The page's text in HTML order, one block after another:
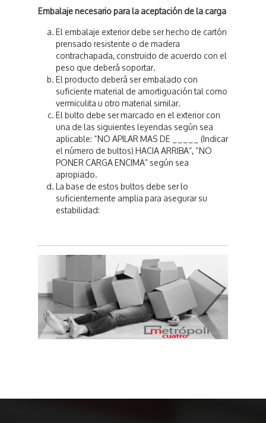
Embalaje necesario para la aceptación de la carga
El embalaje exterior debe ser hecho de cartón
prensado resistente o de madera
contrachapada, construido de acuerdo con el
peso que deberá soportar.
El producto deberá ser embalado con
suficiente material de amortiguación tal como
vermiculita u otro material similar.
El bulto debe ser marcado en el exterior con
una de las siguientes leyendas según sea
aplicable: “NO APILAR MAS DE _____ (Indicar
el número de bultos) HACIA ARRIBA”, “NO
PONER CARGA ENCIMA” según sea
apropiado.
La base de estos bultos debe ser lo
suficientemente amplia para asegurar su
estabilidad: